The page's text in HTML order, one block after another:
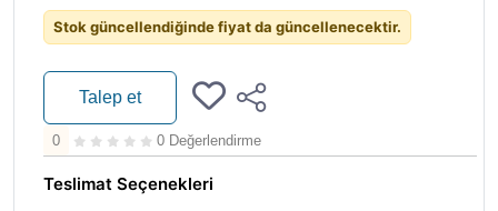
Stok güncellendiğinde fiyat da güncellenecektir.
Talep et
0 0 Değerlendirme
Teslimat Seçenekleri